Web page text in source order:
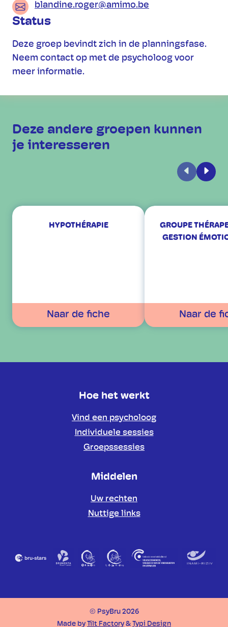
blandine.roger@amimo.be
Status
Deze groep bevindt zich in de planningsfase.
Neem contact op met de psycholoog voor
meer informatie.
Deze andere groepen kunnen
je interesseren
Vorige
HYPOTHÉRAPIE
Naar de fiche
GROUPE
GESTION
Naar de
Hoe het werkt
Vind een psycholoog
Individuele sessies
Groepssessies
Middelen
Uw rechten
Nuttige links
Partners
© PsyBru 2026
Made by Tilt Factory & Typi Design